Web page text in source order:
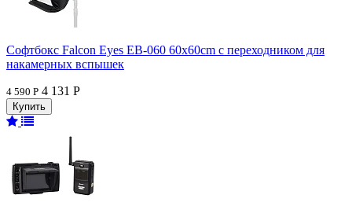
Софтбокс Falcon Eyes EB-060 60x60cm с переходником для
накамерных вспышек
4 590 Р 4 131 Р